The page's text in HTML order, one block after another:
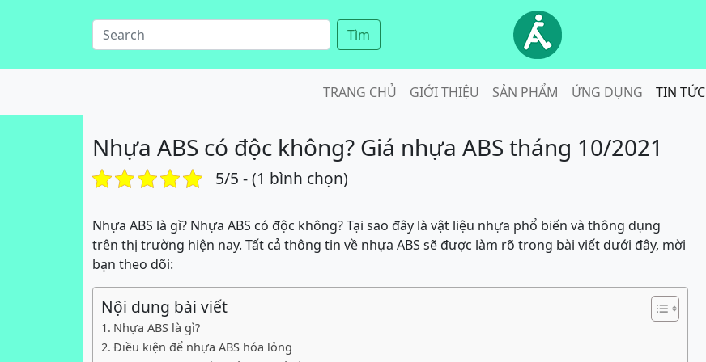
Tìm
TRANG CHỦ GIỚI THIỆU SẢN PHẨM ỨNG DỤNG TIN TỨC
Nhựa ABS có độc không? Giá nhựa ABS tháng 10/2021
5/5 - (1 bình chọn)
Nhựa ABS là gì? Nhựa ABS có độc không? Tại sao đây là vật liệu nhựa phổ biến và thông dụng
trên thị trường hiện nay. Tất cả thông tin về nhựa ABS sẽ được làm rõ trong bài viết dưới đây, mời
bạn theo dõi:
Nội dung bài viết
Nhựa ABS là gì?
Điều kiện để nhựa ABS hóa lỏng